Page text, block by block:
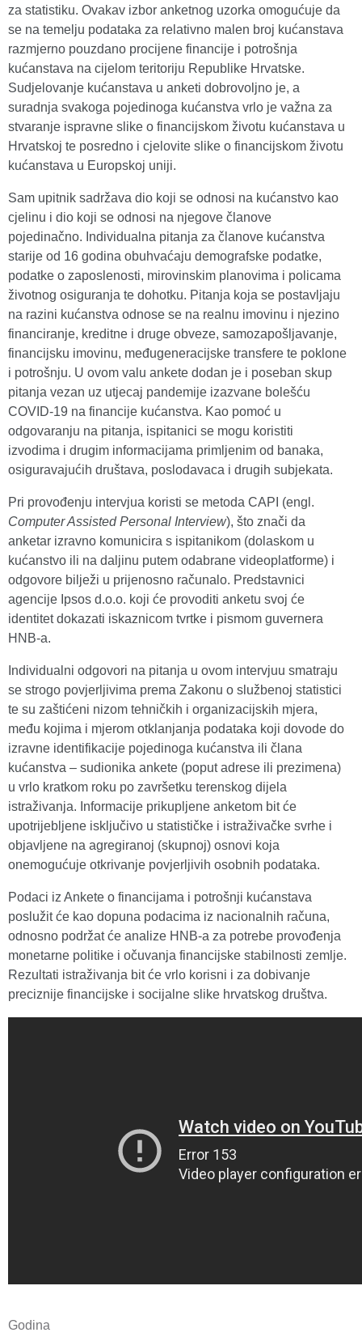
za statistiku. Ovakav izbor anketnog uzorka omogućuje da
se na temelju podataka za relativno malen broj kućanstava
razmjerno pouzdano procijene financije i potrošnja
kućanstava na cijelom teritoriju Republike Hrvatske.
Sudjelovanje kućanstava u anketi dobrovoljno je, a
suradnja svakoga pojedinoga kućanstva vrlo je važna za
stvaranje ispravne slike o financijskom životu kućanstava u
Hrvatskoj te posredno i cjelovite slike o financijskom životu
kućanstava u Europskoj uniji.
Sam upitnik sadržava dio koji se odnosi na kućanstvo kao
cjelinu i dio koji se odnosi na njegove članove
pojedinačno. Individualna pitanja za članove kućanstva
starije od 16 godina obuhvaćaju demografske podatke,
podatke o zaposlenosti, mirovinskim planovima i policama
životnog osiguranja te dohotku. Pitanja koja se postavljaju
na razini kućanstva odnose se na realnu imovinu i njezino
financiranje, kreditne i druge obveze, samozapošljavanje,
financijsku imovinu, međugeneracijske transfere te poklone
i potrošnju. U ovom valu ankete dodan je i poseban skup
pitanja vezan uz utjecaj pandemije izazvane bolešću
COVID-19 na financije kućanstva. Kao pomoć u
odgovaranju na pitanja, ispitanici se mogu koristiti
izvodima i drugim informacijama primljenim od banaka,
osiguravajućih društava, poslodavaca i drugih subjekata.
Pri provođenju intervjua koristi se metoda CAPI (engl.
Computer Assisted Personal Interview), što znači da
anketar izravno komunicira s ispitanikom (dolaskom u
kućanstvo ili na daljinu putem odabrane videoplatforme) i
odgovore bilježi u prijenosno računalo. Predstavnici
agencije Ipsos d.o.o. koji će provoditi anketu svoj će
identitet dokazati iskaznicom tvrtke i pismom guvernera
HNB-a.
Individualni odgovori na pitanja u ovom intervjuu smatraju
se strogo povjerljivima prema Zakonu o službenoj statistici
te su zaštićeni nizom tehničkih i organizacijskih mjera,
među kojima i mjerom otklanjanja podataka koji dovode do
izravne identifikacije pojedinoga kućanstva ili člana
kućanstva – sudionika ankete (poput adrese ili prezimena)
u vrlo kratkom roku po završetku terenskog dijela
istraživanja. Informacije prikupljene anketom bit će
upotrijebljene isključivo u statističke i istraživačke svrhe i
objavljene na agregiranoj (skupnoj) osnovi koja
onemogućuje otkrivanje povjerljivih osobnih podataka.
Podaci iz Ankete o financijama i potrošnji kućanstava
poslužit će kao dopuna podacima iz nacionalnih računa,
odnosno podržat će analize HNB-a za potrebe provođenja
monetarne politike i očuvanja financijske stabilnosti zemlje.
Rezultati istraživanja bit će vrlo korisni i za dobivanje
preciznije financijske i socijalne slike hrvatskog društva.
Godina